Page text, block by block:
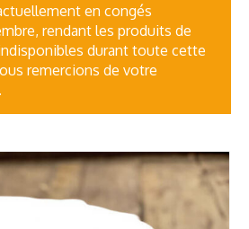
en congés
rendant les produits de
durant toute cette
remercions de votre